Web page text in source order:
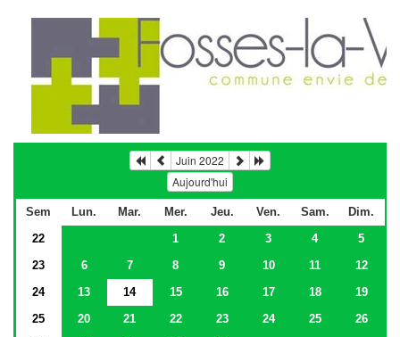
Juin 2022
Aujourd'hui
Sem Lun. Mar. Mer. Jeu. Ven. Sam.
Dim.
22
1 2 3 4
5
23
6 7 8 9 10 11
12
24
13 14 15 16 17 18
19
25
20 21 22 23 24 25
26